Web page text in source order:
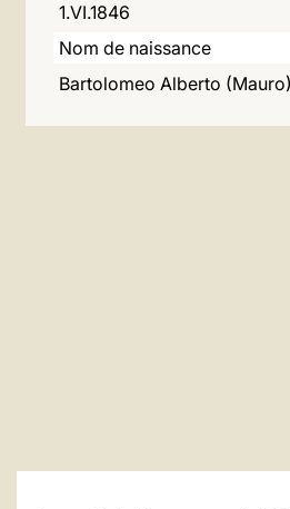
1.VI.1846
Nom de naissance
Bartolomeo Alberto